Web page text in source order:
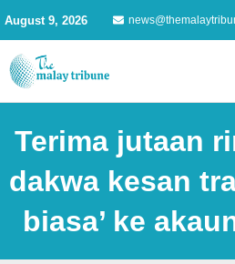
content
August 9, 2026
Terima jutaan
dakwa kesan
biasa’ ke